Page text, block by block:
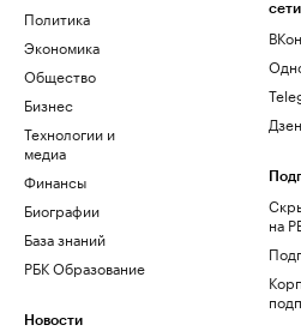
Политика
Экономика
Общество
Бизнес
Технологии и
медиа
Финансы
Биографии
База знаний
РБК Образование
Новости
сети
Дзен
на